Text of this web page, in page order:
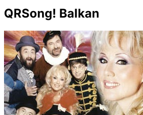
QRSong! Balkan